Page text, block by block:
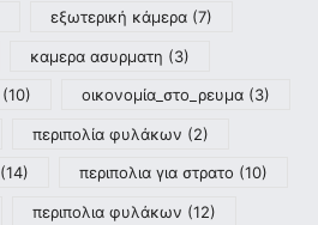
εξωτερική κάμερα (7)
καμερα ασυρματη (3)
(10) οικονομία_στο_ρευμα (3)
περιπολία φυλάκων (2)
(14) περιπολια για στρατο (10)
περιπολια φυλάκων (12)